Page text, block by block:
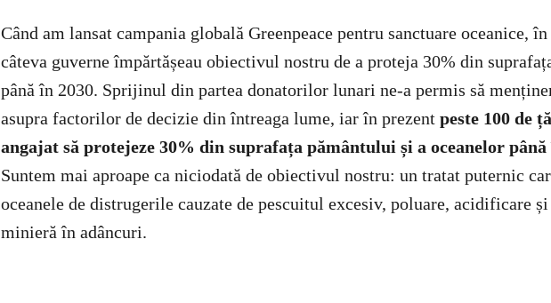
Când am lansat campania globală Greenpeace pentru sanctuare oceanice,
câteva guverne împărtășeau obiectivul nostru de a proteja 30% din
până în 2030. Sprijinul din partea donatorilor lunari ne-a permis să
asupra factorilor de decizie din întreaga lume, iar în prezent peste 100 de
angajat să protejeze 30% din suprafața pământului și a oceanelor până
Suntem mai aproape ca niciodată de obiectivul nostru: un tratat puternic
oceanele de distrugerile cauzate de pescuitul excesiv, poluare, acidificare
minieră în adâncuri.